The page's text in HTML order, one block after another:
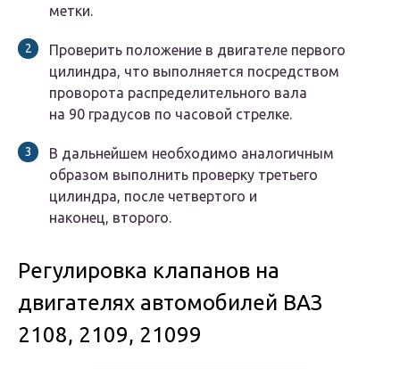
метки.
Проверить положение в двигателе первого
цилиндра, что выполняется посредством
проворота распределительного вала
на 90 градусов по часовой стрелке.
В дальнейшем необходимо аналогичным
образом выполнить проверку третьего
цилиндра, после четвертого и
наконец, второго.
Регулировка клапанов на
двигателях автомобилей ВАЗ
2108, 2109, 21099